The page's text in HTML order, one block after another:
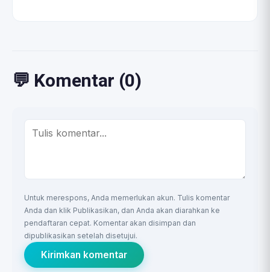
💬 Komentar (0)
Untuk merespons, Anda memerlukan akun. Tulis komentar
Anda dan klik Publikasikan, dan Anda akan diarahkan ke
pendaftaran cepat. Komentar akan disimpan dan
dipublikasikan setelah disetujui.
Kirimkan komentar